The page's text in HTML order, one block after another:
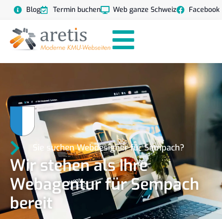
Blog Termin buchen Web ganze Schweiz Facebook
Sie suchen Webdesigner für Sempach?
Wir stehen als Ihre
Webagentur für Sempach
bereit